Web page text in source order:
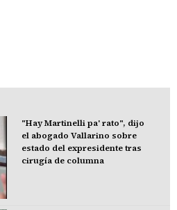
"Hay Martinelli pa' rato", dijo
el abogado Vallarino sobre
estado del expresidente tras
cirugía de columna